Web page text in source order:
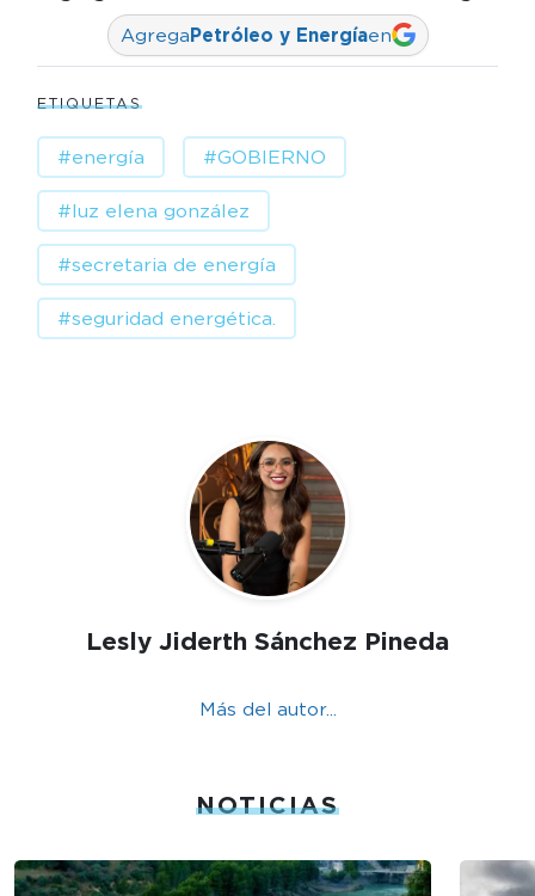
AgregaPetróleo y Energíaen
ETIQUETAS
#energía #GOBIERNO
#luz elena gonzález
#secretaria de energía
#seguridad energética.
Lesly Jiderth Sánchez Pineda
Más del autor...
NOTICIAS